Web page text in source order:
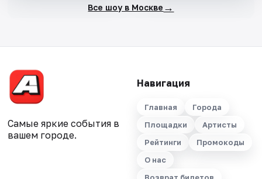
Все шоу в Москве →
Самые яркие события в
вашем городе.
Навигация
Главная
Города
Площадки
Артисты
Рейтинги
Промокоды
О нас